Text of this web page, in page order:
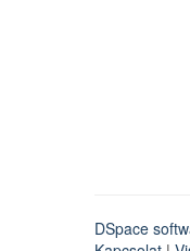
DSpace